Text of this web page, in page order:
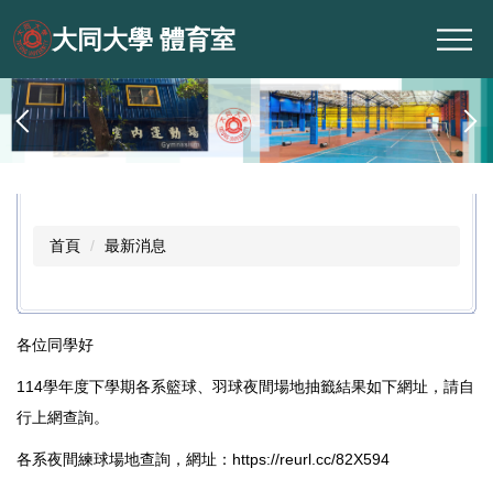
到
主
要
內
容
區
大同大學 體育室
首頁 最新消息
各位同學好
114學年度下學期各系籃球、羽球夜間場地抽籤結果如下網址，請自
行上網查詢。
各系夜間練球場地查詢，網址：https://reurl.cc/82X594